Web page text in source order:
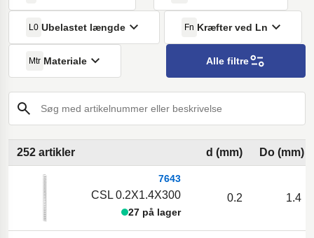
L0 Ubelastet længde Fn Kræfter ved Ln
Mtr Materiale Alle filtre
Søg med artikelnummer eller beskrivelse
252 artikler d (mm) Do (mm)
7643
CSL 0.2X1.4X300
27 på lager
0.2 1.4